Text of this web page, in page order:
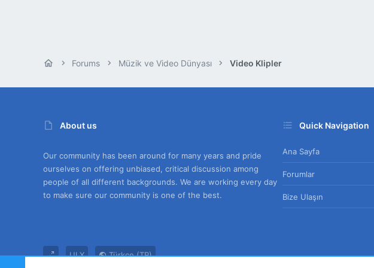
Forums Müzik ve Video Dünyası Video Klipler
About us
Our community has been around for many years and pride
ourselves on offering unbiased, critical discussion among
people of all different backgrounds. We are working every day
to make sure our community is one of the best.
Quick Navigation
Ana Sayfa
Forumlar
Bize Ulaşın
UI.X Türkçe (TR)